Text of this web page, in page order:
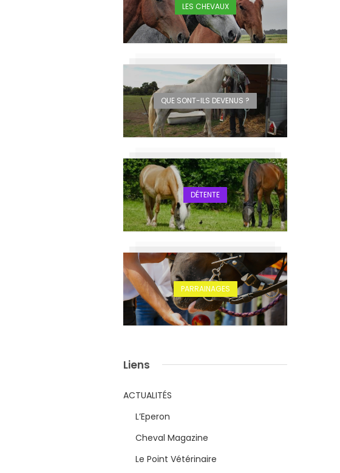
LES CHEVAUX
QUE SONT-ILS DEVENUS ?
DÉTENTE
PARRAINAGES
Liens
ACTUALITÉS
L’Eperon
Cheval Magazine
Le Point Vétérinaire